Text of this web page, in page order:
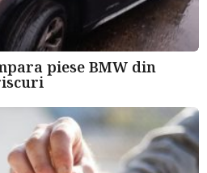
piese BMW din